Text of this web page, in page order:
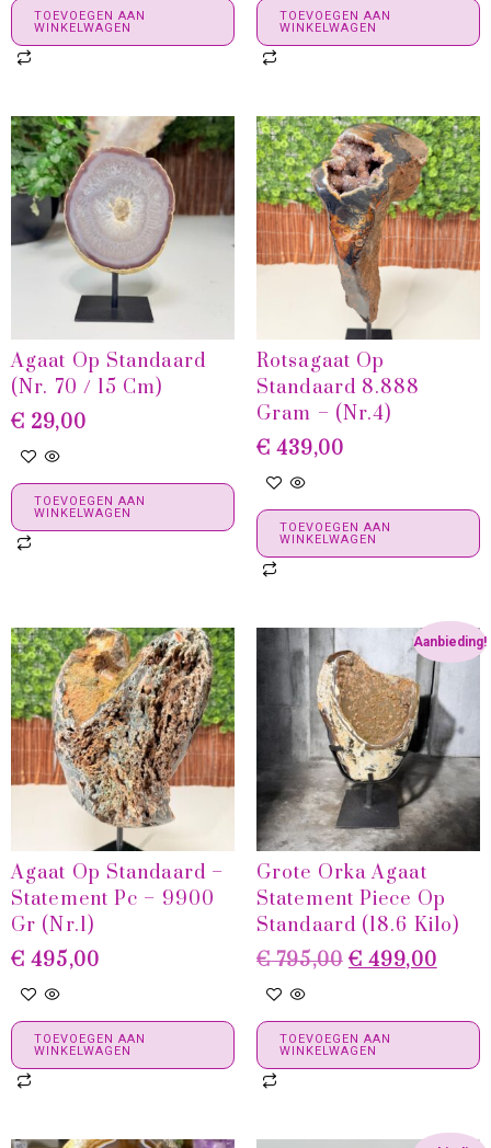
TOEVOEGEN AAN
WINKELWAGEN
TOEVOEGEN AAN
WINKELWAGEN
Agaat Op Standaard
(nr. 70 / 15 Cm)
€ 29,00
TOEVOEGEN AAN
WINKELWAGEN
Rotsagaat Op
Standaard 8.888
Gram – (Nr.4)
€ 439,00
TOEVOEGEN AAN
WINKELWAGEN
Agaat Op Standaard –
Statement Pc – 9900
Gr (Nr.1)
€ 495,00
TOEVOEGEN AAN
WINKELWAGEN
Aanbieding!
Grote Orka Agaat
Statement Piece Op
Standaard (18.6 Kilo)
€795,00 € 499,00
TOEVOEGEN AAN
WINKELWAGEN